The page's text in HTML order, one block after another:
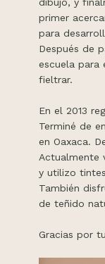
primer
para
Después de
escuela para
fieltrar.
En el 2013
Terminé de
en Oaxaca.
Actualmente
y utilizo
También
de teñido
Gracias por